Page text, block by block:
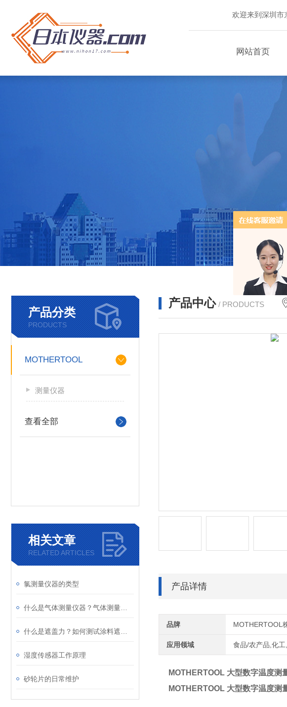
欢迎来到深圳市
网站首页
产品分类
PRODUCTS
MOTHERTOOL
测量仪器
查看全部
相关文章
RELATED ARTICLES
氯测量仪器的类型
湿度传感器工作原理
砂轮片的日常维护
产品中心 / PRODUCTS
产品详情
品牌 MOTHERTOOL
应用领域 食品/农产品,化
MOTHERTOOL 大型数字温度测
MOTHERTOOL 大型数字温度测